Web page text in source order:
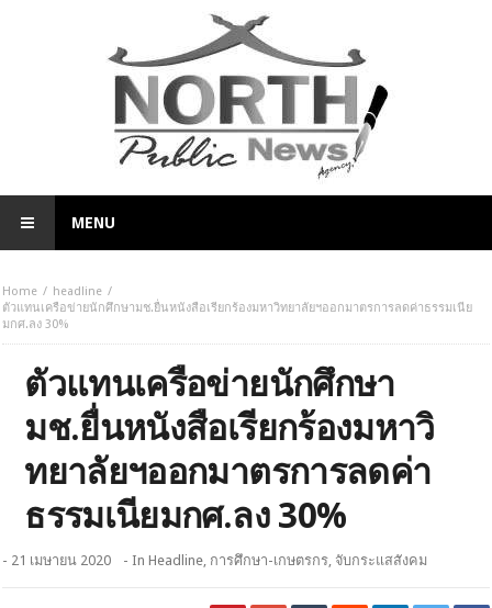
MENU
Home
headline
ตัวแทนเครือข่ายนักศึกษามช.ยื่นหนังสือเรียกร้องมหาวิทยาลัยฯออกมาตรการลดค่าธรรมเนีย
มกศ.ลง 30%
ตัวแทนเครือข่ายนักศึกษา
มช.ยื่นหนังสือเรียกร้องมหาวิ
ทยาลัยฯออกมาตรการลดค่า
ธรรมเนียมกศ.ลง 30%
- 21 เมษายน 2020 - InHeadline, การศึกษา-เกษตรกร, จับกระแสสังคม